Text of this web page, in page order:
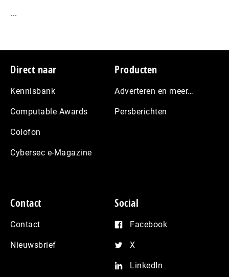
...
Footer
Direct naar
Kennisbank
Computable Awards
Colofon
Cybersec e-Magazine
Producten
Adverteren en meer…
Persberichten
Contact
Contact
Nieuwsbrief
Social
Facebook
X
LinkedIn